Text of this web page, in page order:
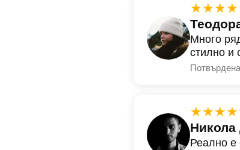
Много
стилно и
Реално е